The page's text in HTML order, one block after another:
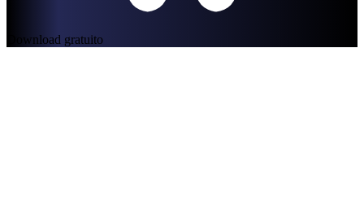
Download gratuito